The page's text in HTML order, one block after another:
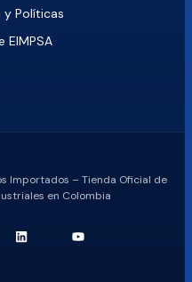
y Políticas
EIMPSA
Importados – Tienda Oficial de
en Colombia